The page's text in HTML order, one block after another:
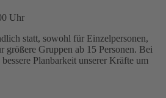
Uhr
statt, sowohl für Einzelpersonen,
größere Gruppen ab 15 Personen. Bei
Planbarkeit unserer Kräfte um